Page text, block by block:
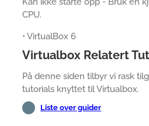
CPU.
• VirtualBox 6
Virtualbox Relatert
På denne siden tilbyr vi rask
tutorials knyttet til Virtualbox.
Liste over guider